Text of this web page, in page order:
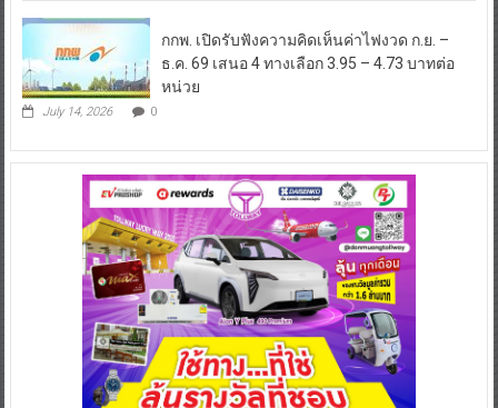
กกพ. เปิดรับฟังความคิดเห็นค่าไฟงวด ก.ย. –
ธ.ค. 69 เสนอ 4 ทางเลือก 3.95 – 4.73 บาทต่อ
หน่วย
July 14, 2026 0